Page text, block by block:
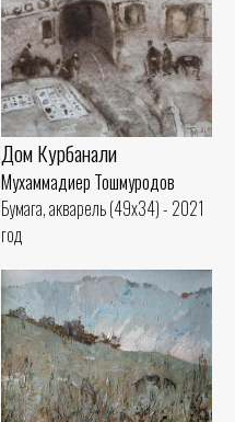
Дом Курбанали
Мухаммадиер Тошмуродов
Бумага, акварель (49x34) - 2021
год